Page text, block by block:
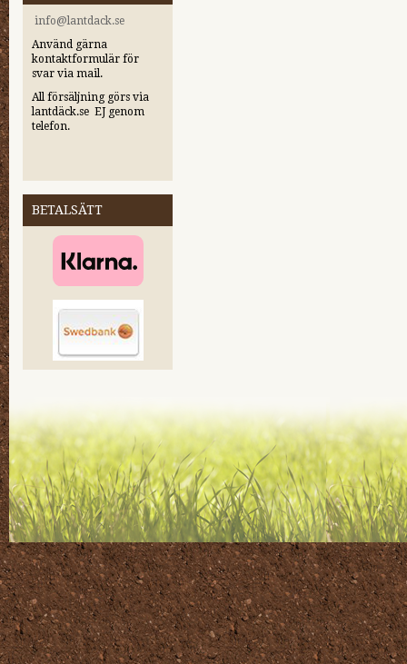
info@lantdack.se
Använd gärna
kontaktformulär för
svar via mail.
All försäljning görs via
lantdäck.se EJ genom
telefon.
BETALSÄTT